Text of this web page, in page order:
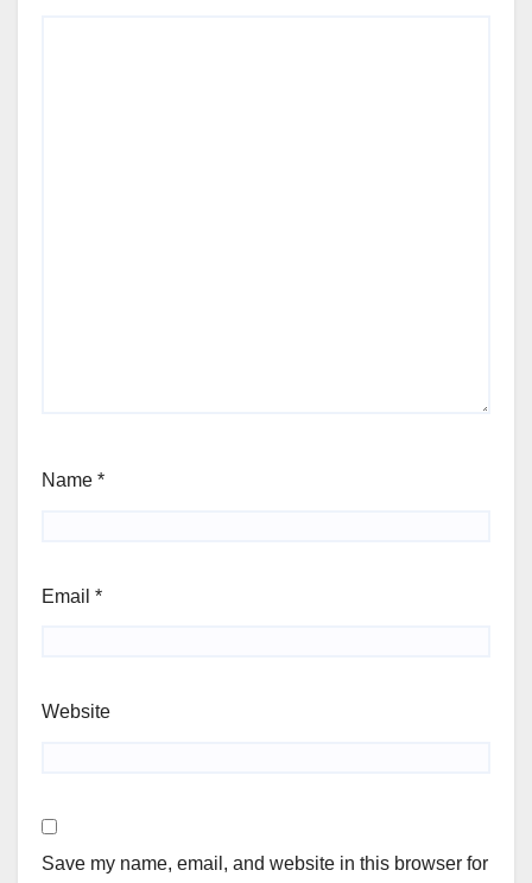
Name *
Email *
Website
Save my name, email, and website in this browser for